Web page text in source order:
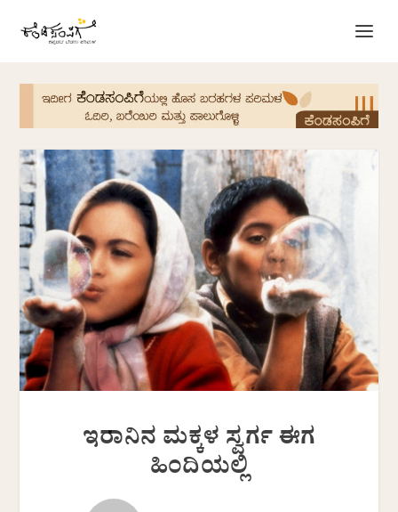
ಇರಾನಿನ ಮಕ್ಕಳ ಸ್ವರ್ಗ ಈಗ
ಹಿಂದಿಯಲ್ಲಿ